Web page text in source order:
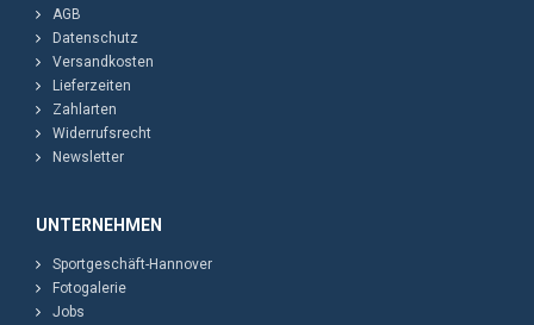
AGB
Datenschutz
Versandkosten
Lieferzeiten
Zahlarten
Widerrufsrecht
Newsletter
UNTERNEHMEN
Sportgeschäft-Hannover
Fotogalerie
Jobs